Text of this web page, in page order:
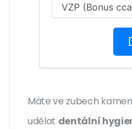
Máte ve zubech
udělat dentální